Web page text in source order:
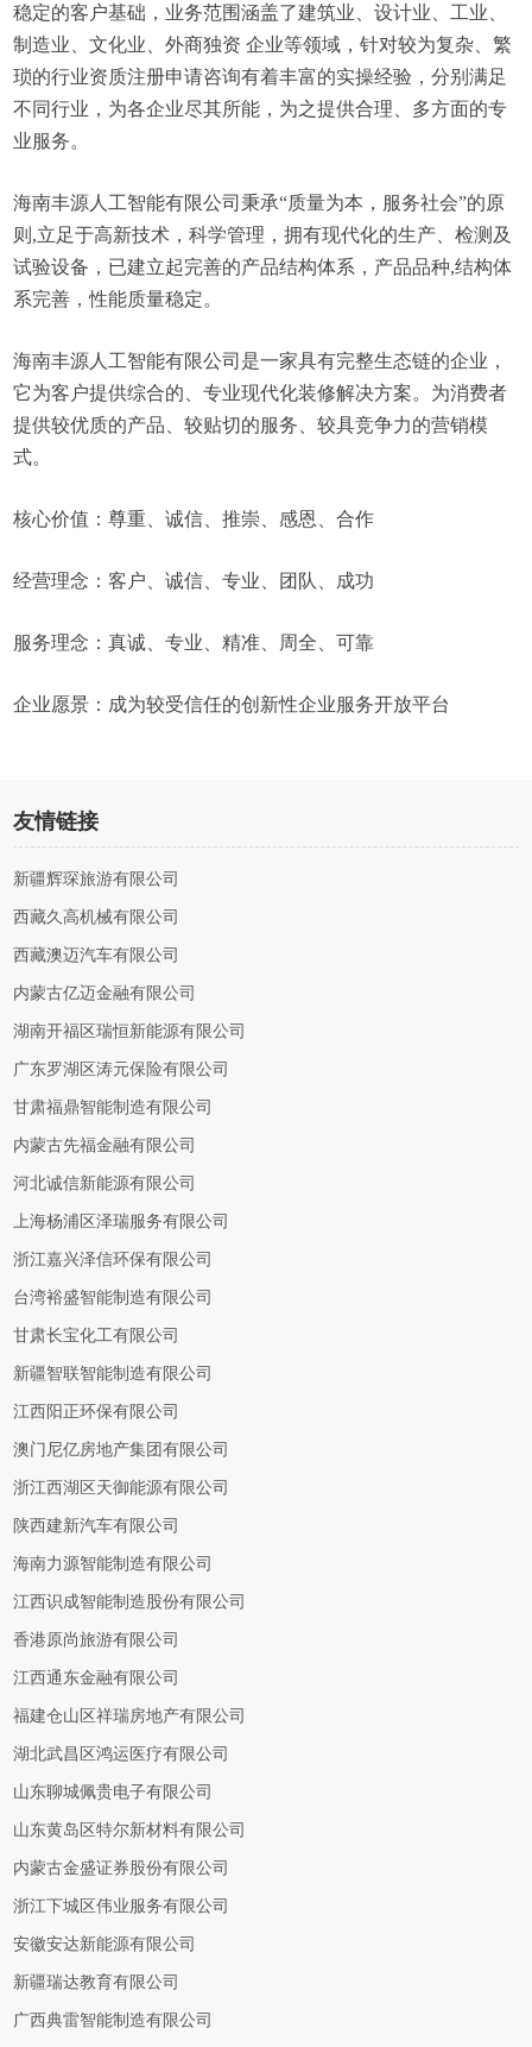
稳定的客户基础，业务范围涵盖了建筑业、设计业、工业、
制造业、文化业、外商独资 企业等领域，针对较为复杂、繁
琐的行业资质注册申请咨询有着丰富的实操经验，分别满足
不同行业，为各企业尽其所能，为之提供合理、多方面的专
业服务。
海南丰源人工智能有限公司秉承“质量为本，服务社会”的原
则,立足于高新技术，科学管理，拥有现代化的生产、检测及
试验设备，已建立起完善的产品结构体系，产品品种,结构体
系完善，性能质量稳定。
海南丰源人工智能有限公司是一家具有完整生态链的企业，
它为客户提供综合的、专业现代化装修解决方案。为消费者
提供较优质的产品、较贴切的服务、较具竞争力的营销模
式。
核心价值：尊重、诚信、推崇、感恩、合作
经营理念：客户、诚信、专业、团队、成功
服务理念：真诚、专业、精准、周全、可靠
企业愿景：成为较受信任的创新性企业服务开放平台
友情链接
新疆辉琛旅游有限公司
西藏久高机械有限公司
西藏澳迈汽车有限公司
内蒙古亿迈金融有限公司
湖南开福区瑞恒新能源有限公司
广东罗湖区涛元保险有限公司
甘肃福鼎智能制造有限公司
内蒙古先福金融有限公司
河北诚信新能源有限公司
上海杨浦区泽瑞服务有限公司
浙江嘉兴泽信环保有限公司
台湾裕盛智能制造有限公司
甘肃长宝化工有限公司
新疆智联智能制造有限公司
江西阳正环保有限公司
澳门尼亿房地产集团有限公司
浙江西湖区天御能源有限公司
陕西建新汽车有限公司
海南力源智能制造有限公司
江西识成智能制造股份有限公司
香港原尚旅游有限公司
江西通东金融有限公司
福建仓山区祥瑞房地产有限公司
湖北武昌区鸿运医疗有限公司
山东聊城佩贵电子有限公司
山东黄岛区特尔新材料有限公司
内蒙古金盛证券股份有限公司
浙江下城区伟业服务有限公司
安徽安达新能源有限公司
新疆瑞达教育有限公司
广西典雷智能制造有限公司